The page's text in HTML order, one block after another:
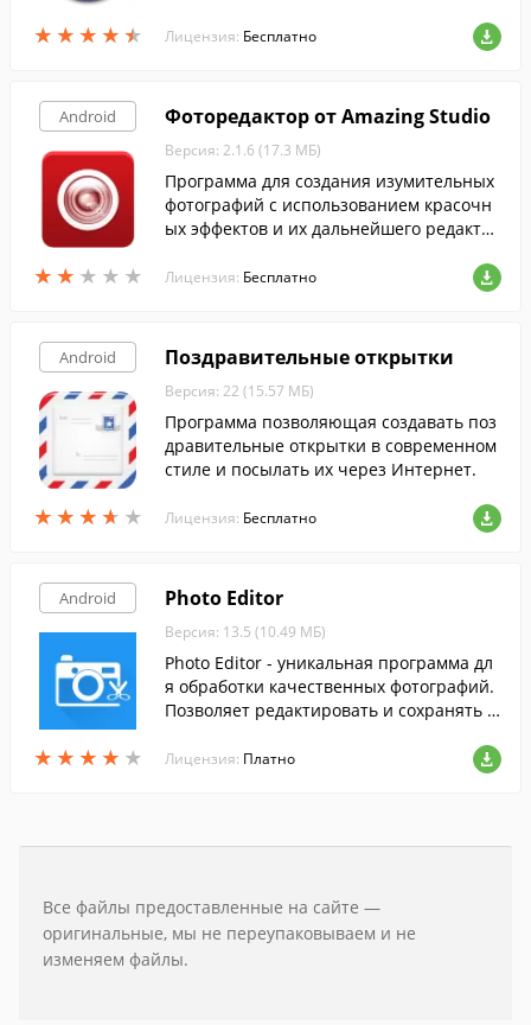
★ ★ ★ ★ ★
★ ★ ★ ★ ★
ia.
Лицензия: Бесплатно
Android
★ ★ ★ ★ ★
★ ★ ★ ★ ★
Фоторедактор от Amazing Studio
Версия: 2.1.6 (17.3 МБ)
Программа для создания изумительных
фотографий с использованием красочн
ых эффектов и их дальнейшего редакти
Лицензия: Бесплатно
Android
★ ★ ★ ★ ★
★ ★ ★ ★ ★
Поздравительные открытки
Версия: 22 (15.57 МБ)
Программа позволяющая создавать поз
дравительные открытки в современном
стиле и посылать их через Интернет.
Лицензия: Бесплатно
Android
★ ★ ★ ★ ★
★ ★ ★ ★ ★
Photo Editor
Версия: 13.5 (10.49 МБ)
Photo Editor - уникальная программа дл
я обработки качественных фотографий.
Позволяет редактировать и сохранять в
Лицензия: Платно
Все файлы предоставленные на сайте —
оригинальные, мы не переупаковываем и не
изменяем файлы.